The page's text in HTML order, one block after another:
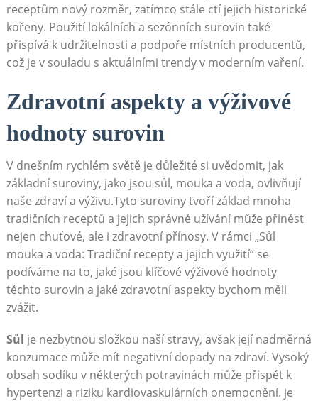
receptům nový rozměr, zatímco stále ctí jejich historické
kořeny. Použití lokálních a sezónních surovin také
přispívá k udržitelnosti a podpoře místních producentů,
což je v souladu s aktuálními trendy v moderním vaření.
Zdravotní aspekty a výživové
hodnoty surovin
V dnešním rychlém světě je důležité si uvědomit, jak
základní suroviny, jako jsou sůl, mouka a voda, ovlivňují
naše zdraví a výživu.Tyto suroviny tvoří základ mnoha
tradičních receptů a jejich správné užívání může přinést
nejen chuťové, ale i zdravotní přínosy. V rámci „Sůl
mouka a voda: Tradiční recepty a jejich využití“ se
podíváme na to, jaké jsou klíčové výživové hodnoty
těchto surovin a jaké zdravotní aspekty bychom měli
zvážit.
Sůl je nezbytnou složkou naší stravy, avšak její nadměrná
konzumace může mít negativní dopady na zdraví. Vysoký
obsah sodíku v některých potravinách může přispět k
hypertenzi a riziku kardiovaskulárních onemocnění. je